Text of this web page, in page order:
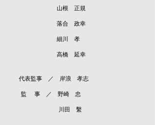
山根 正規
落合 政幸
細川 孝
高橋 延幸
代表監事 ／ 岸浪 孝志
監 事 ／ 野崎 忠
川田 繫